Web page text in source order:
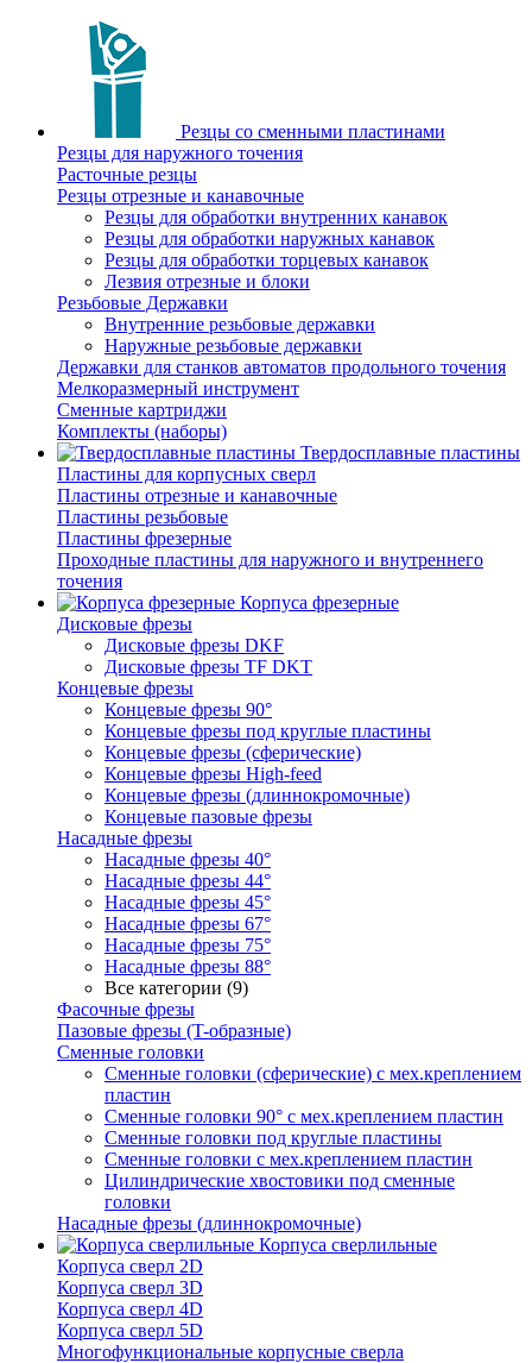
Резцы со сменными пластинами
Резцы для наружного точения
Расточные резцы
Резцы отрезные и канавочные
Резцы для обработки внутренних канавок
Резцы для обработки наружных канавок
Резцы для обработки торцевых канавок
Лезвия отрезные и блоки
Резьбовые Державки
Внутренние резьбовые державки
Наружные резьбовые державки
Державки для станков автоматов продольного точения
Мелкоразмерный инструмент
Сменные картриджи
Комплекты (наборы)
Твердосплавные пластины
Пластины для корпусных сверл
Пластины отрезные и канавочные
Пластины резьбовые
Пластины фрезерные
Проходные пластины для наружного и внутреннего
точения
Корпуса фрезерные
Дисковые фрезы
Дисковые фрезы DKF
Дисковые фрезы TF DKT
Концевые фрезы
Концевые фрезы 90°
Концевые фрезы под круглые пластины
Концевые фрезы (сферические)
Концевые фрезы High-feed
Концевые фрезы (длиннокромочные)
Концевые пазовые фрезы
Насадные фрезы
Насадные фрезы 40°
Насадные фрезы 44°
Насадные фрезы 45°
Насадные фрезы 67°
Насадные фрезы 75°
Насадные фрезы 88°
Все категории (9)
Фасочные фрезы
Пазовые фрезы (T-образные)
Сменные головки
Сменные головки (сферические) с мех.креплением
пластин
Сменные головки 90° с мех.креплением пластин
Сменные головки под круглые пластины
Сменные головки с мех.креплением пластин
Цилиндрические хвостовики под сменные
головки
Насадные фрезы (длиннокромочные)
Корпуса сверлильные
Корпуса сверл 2D
Корпуса сверл 3D
Корпуса сверл 4D
Корпуса сверл 5D
Многофункциональные корпусные сверла